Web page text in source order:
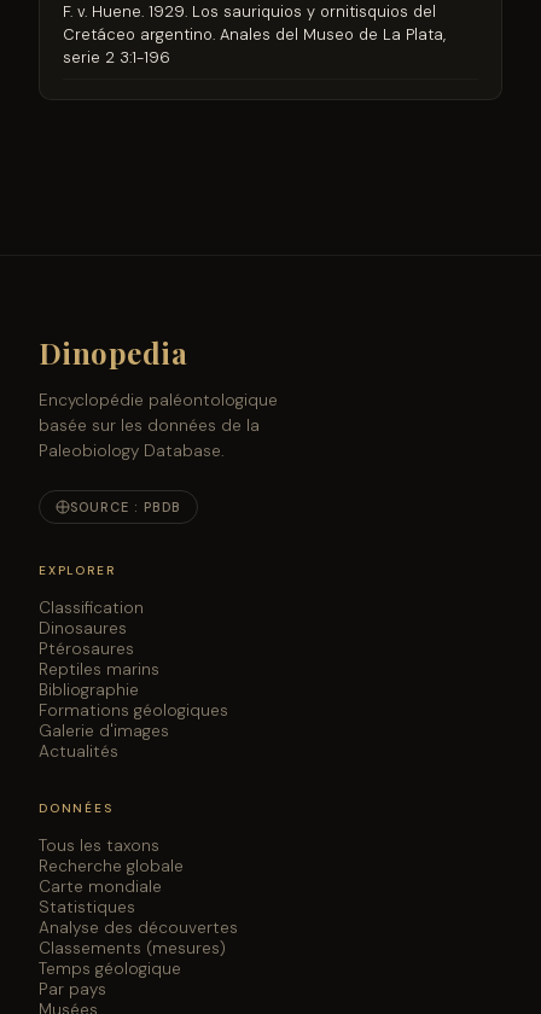
F. v. Huene. 1929. Los sauriquios y ornitisquios del
Cretáceo argentino. Anales del Museo de La Plata,
serie 2 3:1-196
Dinopedia
Encyclopédie paléontologique
basée sur les données de la
Paleobiology Database.
SOURCE : PBDB
EXPLORER
Classification
Dinosaures
Ptérosaures
Reptiles marins
Bibliographie
Formations géologiques
Galerie d'images
Actualités
DONNÉES
Tous les taxons
Recherche globale
Carte mondiale
Statistiques
Analyse des découvertes
Classements (mesures)
Temps géologique
Par pays
Musées